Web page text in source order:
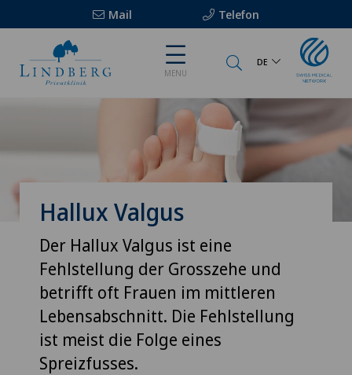
Mail Telefon
MENU
DE
Hallux Valgus
Der Hallux Valgus ist eine
Fehlstellung der Grosszehe und
betrifft oft Frauen im mittleren
Lebensabschnitt. Die Fehlstellung
ist meist die Folge eines
Spreizfusses.